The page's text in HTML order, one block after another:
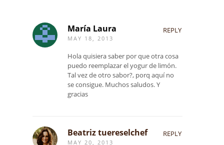
María Laura
MAY 18, 2013
REPLY
Hola quisiera saber por que otra cosa
puedo reemplazar el yogur de limón.
Tal vez de otro sabor?, porq aquí no
se consigue. Muchos saludos. Y
gracias
Beatriz tuereselchef
MAY 20, 2013
REPLY